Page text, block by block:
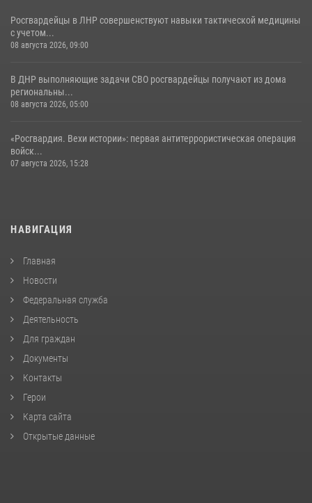
Росгвардейцы в ЛНР совершенствуют навыки тактической медицины
с учетом...
08 августа 2026, 09:00
В ДНР выполняющие задачи СВО росгвардейцы получают из дома
региональны...
08 августа 2026, 05:00
«Росгвардия. Вехи истории»: первая антитеррористическая операция
войск...
07 августа 2026, 15:28
НАВИГАЦИЯ
Главная
Новости
Федеральная служба
Деятельность
Для граждан
Документы
Контакты
Герои
Карта сайта
Открытые данные